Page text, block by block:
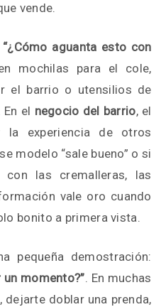
vende.
“¿Cómo aguanta esto con
mochilas para el cole,
el barrio o utensilios de
el negocio del barrio, el
la experiencia de otros
modelo “sale bueno” o si
las cremalleras, las
vale oro cuando
bonito a primera vista.
pequeña demostración:
momento?”. En muchas
doblar una prenda,